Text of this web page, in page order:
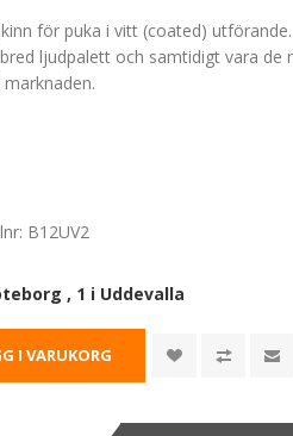
för puka i vitt (coated)
ljudpalett och samtidigt vara de
B12UV2
, 1 i Uddevalla